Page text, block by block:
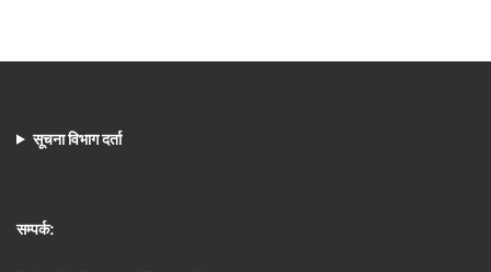
सूचना विभाग दर्ता
सम्पर्क: